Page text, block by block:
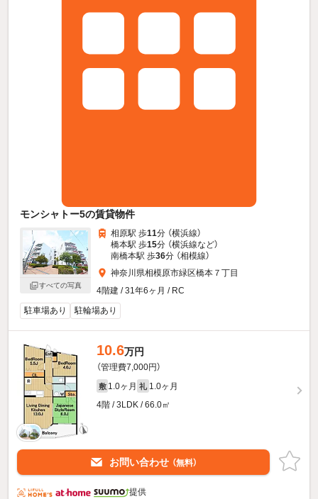
モンシャトー5の賃貸物件
すべての写真
相原駅 歩11分 （横浜線）
橋本駅 歩15分 （横浜線など）
南橋本駅 歩36分 （相模線）
神奈川県相模原市緑区橋本７丁目
4階建 / 31年6ヶ月 / RC
駐車場あり
駐輪場あり
10.6万円
（管理費7,000円）
敷 1.0ヶ月 礼 1.0ヶ月
4階 / 3LDK / 66.0㎡
お問い合わせ （無料）
提供